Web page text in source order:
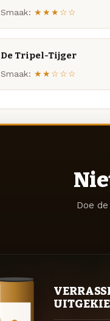
Smaak: ★★★☆☆
De Tripel-Tijger
Smaak: ★★☆☆☆
Doe